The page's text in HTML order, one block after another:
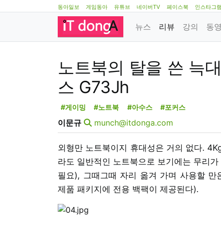
동아일보 게임동아 유튜브 네이버TV 페이스북 인스타그
뉴스 리뷰 강의 동
노트북의 탈을 쓴 늑
스 G73Jh
#게이밍 #노트북 #아수스 #포커스
이문규 munch@itdonga.com
외형만 노트북이지 휴대성은 거의 없다.
라도 일반적인 노트북으로 보기에는 무리
필요), 그때그때 자리 옮겨 가며 사용할
제품 패키지에 전용 백팩이 제공된다).